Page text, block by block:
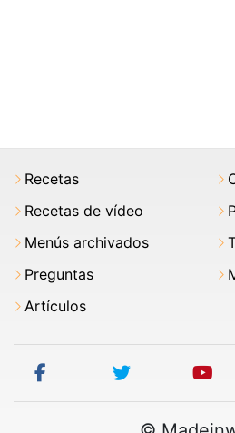
Recetas
Recetas de vídeo
Menús archivados
Preguntas
Artículos
facebook twitter